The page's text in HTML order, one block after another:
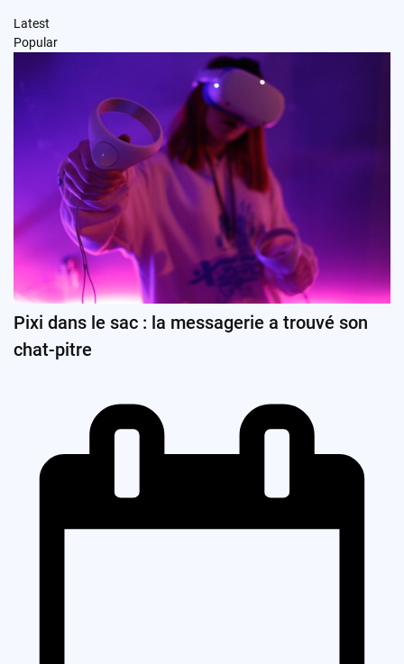
Latest
Popular
Pixi dans le sac : la messagerie a trouvé son
chat-pitre